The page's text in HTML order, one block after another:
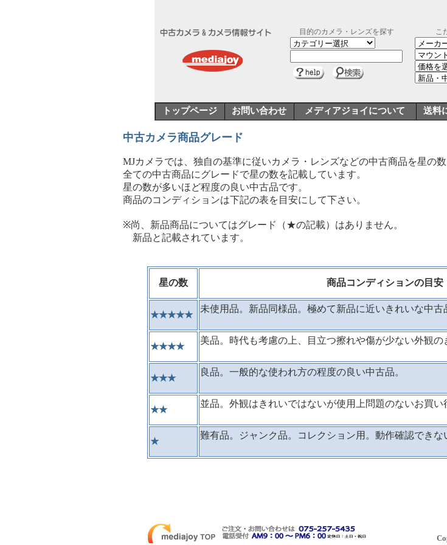
目的のカメラ・レンズを探す こ
トップページ お問い合わせ メディアジョイについて 送料
中古カメラ商品グレード
MJカメラでは、独自の基準に従いカメラ・レンズなどの中古商品を星の
全ての中古商品にグレードで星の数を記載しています。
星の数が多いほど程度の良い中古品です。
商品のコンディションは下記の表を目安にして下さい。
※尚、新品商品についてはグレード（★の記載）はありません。
新品と記載されています。
星の数 商品コンディションの目安
★★★★★
未使用品。新品同様品。極めて新品に近いきれいな中古
★★★★
美品。時代も考慮の上、目立つ擦れや傷が少ない外観の
★★★
良品。一般的な使われ方の程度の良い中古品。
★★
並品。外観はきれいではないが使用上問題のないお買い
★
難有品。ジャンク品。コレクション用。動作確認できな